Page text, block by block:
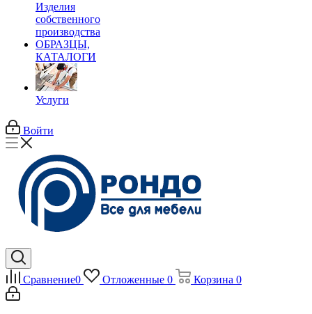
Изделия
собственного
производства
ОБРАЗЦЫ,
КАТАЛОГИ
Услуги
Войти
Сравнение0 Отложенные 0 Корзина 0